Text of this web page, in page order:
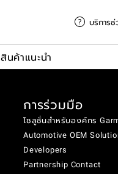
สินค้าแนะนำ
บริการช่
การร่วมมือ
โซลูชั่นสำหรับองค์กร
Automotive OEM
Developers
Partnership Contact